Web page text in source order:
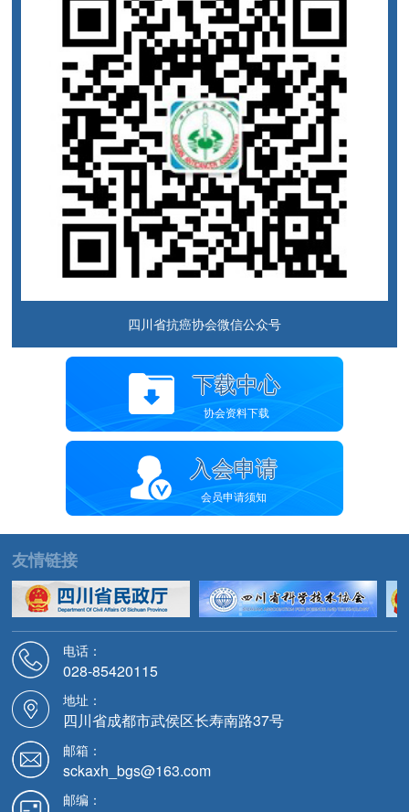
四川省抗癌协会微信公众号
下载中心
协会资料下载
入会申请
会员申请须知
友情链接
电话：
028-85420115
地址：
四川省成都市武侯区长寿南路37号
邮箱：
sckaxh_bgs@163.com
邮编：